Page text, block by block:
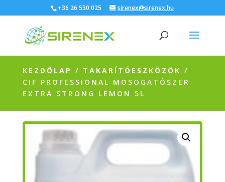
+36 26 530 025 sirenex@sirenex.hu
KEZDŐLAP / TAKARÍTÓESZKÖZÖK /
CIF PROFESSIONAL MOSOGATÓSZER
EXTRA STRONG LEMON 5L